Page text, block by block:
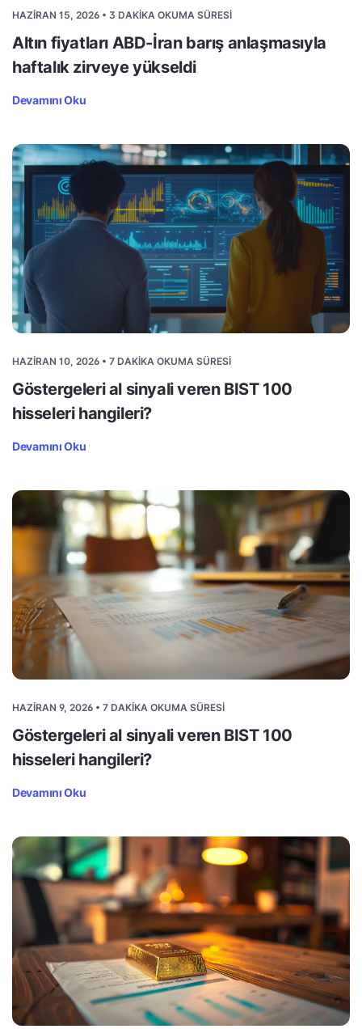
HAZIRAN 15, 2026 • 3 DAKIKA OKUMA SÜRESI
Altın fiyatları ABD-İran barış anlaşmasıyla
haftalık zirveye yükseldi
Devamını Oku
HAZIRAN 10, 2026 • 7 DAKIKA OKUMA SÜRESI
Göstergeleri al sinyali veren BIST 100
hisseleri hangileri?
Devamını Oku
HAZIRAN 9, 2026 • 7 DAKIKA OKUMA SÜRESI
Göstergeleri al sinyali veren BIST 100
hisseleri hangileri?
Devamını Oku